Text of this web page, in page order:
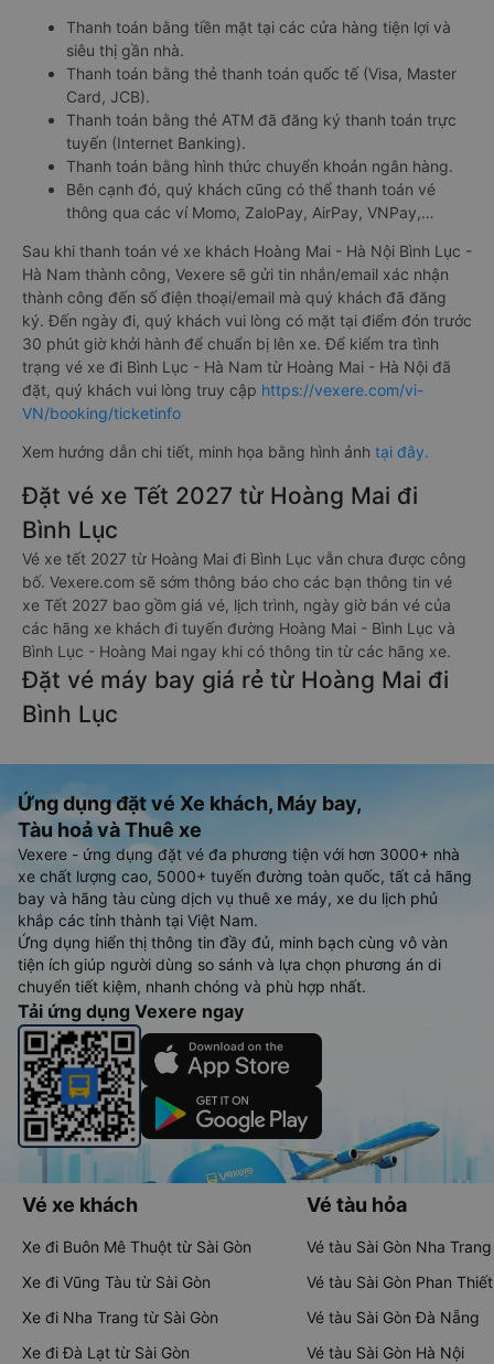
Thanh toán bằng tiền mặt tại các cửa hàng tiện lợi và
siêu thị gần nhà.
Thanh toán bằng thẻ thanh toán quốc tế (Visa, Master
Card, JCB).
Thanh toán bằng thẻ ATM đã đăng ký thanh toán trực
tuyến (Internet Banking).
Thanh toán bằng hình thức chuyển khoản ngân hàng.
Bên cạnh đó, quý khách cũng có thể thanh toán vé
thông qua các ví Momo, ZaloPay, AirPay, VNPay,…
Sau khi thanh toán vé xe khách Hoàng Mai - Hà Nội Bình Lục -
Hà Nam thành công, Vexere sẽ gửi tin nhắn/email xác nhận
thành công đến số điện thoại/email mà quý khách đã đăng
ký. Đến ngày đi, quý khách vui lòng có mặt tại điểm đón trước
30 phút giờ khởi hành để chuẩn bị lên xe. Để kiểm tra tình
trạng vé xe đi Bình Lục - Hà Nam từ Hoàng Mai - Hà Nội đã
đặt, quý khách vui lòng truy cập https://vexere.com/vi-
VN/booking/ticketinfo
Xem hướng dẫn chi tiết, minh họa bằng hình ảnh tại đây.
Đặt vé xe Tết 2027 từ Hoàng Mai đi
Bình Lục
Vé xe tết 2027 từ Hoàng Mai đi Bình Lục vẫn chưa được công
bố. Vexere.com sẽ sớm thông báo cho các bạn thông tin vé
xe Tết 2027 bao gồm giá vé, lịch trình, ngày giờ bán vé của
các hãng xe khách đi tuyến đường Hoàng Mai - Bình Lục và
Bình Lục - Hoàng Mai ngay khi có thông tin từ các hãng xe.
Đặt vé máy bay giá rẻ từ Hoàng Mai đi
Bình Lục
Ứng dụng đặt vé Xe khách, Máy bay,
Tàu hoả và Thuê xe
Vexere - ứng dụng đặt vé đa phương tiện với hơn 3000+ nhà
xe chất lượng cao, 5000+ tuyến đường toàn quốc, tất cả hãng
bay và hãng tàu cùng dịch vụ thuê xe máy, xe du lịch phủ
khắp các tỉnh thành tại Việt Nam.
Ứng dụng hiển thị thông tin đầy đủ, minh bạch cùng vô vàn
tiện ích giúp người dùng so sánh và lựa chọn phương án di
chuyển tiết kiệm, nhanh chóng và phù hợp nhất.
Tải ứng dụng Vexere ngay
Vé xe khách
Xe đi Buôn Mê Thuột từ Sài Gòn
Xe đi Vũng Tàu từ Sài Gòn
Xe đi Nha Trang từ Sài Gòn
Xe đi Đà Lạt từ Sài Gòn
Vé tàu hỏa
Vé tàu Sài Gòn Nha Trang
Vé tàu Sài Gòn Phan Thiết
Vé tàu Sài Gòn Đà Nẵng
Vé tàu Sài Gòn Hà Nội